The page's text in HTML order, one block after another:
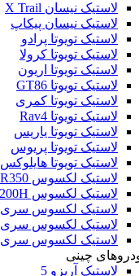
لاستیک نیسان X Trail
لاستیک نیسان پیکاپ
لاستیک تویوتا پرادو
لاستیک تویوتا کرولا
لاستیک تویوتا اریون
لاستیک تویوتا GT86
لاستیک تویوتا کمری
لاستیک تویوتا Rav4
لاستیک تویوتا یاریس
لاستیک تویوتا پریوس
لاستیک تویوتا هایلوکس
لاستیک لکسوس R350
لاستیک لکسوس CT200H
لاستیک لکسوس سری ES
لاستیک لکسوس سری IS
لاستیک لکسوس سری NX
چینی
لاستیک آریزو 5